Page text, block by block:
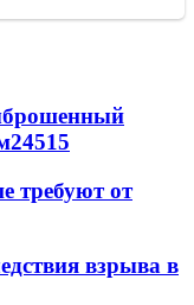
24515
требуют от
взрыва в